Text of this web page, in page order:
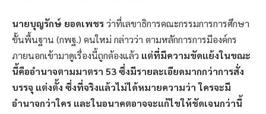
นายบุญรักษ์ ยอดเพชรว่าที่เลขาธิการคณะกรรมการการศึกษา
ขั้นพื้นฐาน (กพฐ.) คนใหม่ กล่าวว่า ตามหลักการการมีองค์กร
ภายนอกเข้ามาดูเรื่องนี้ถูกต้องแล้ว แต่ที่มีความขัดแย้งในขณะ
นี้คืออำนาจตามมาตรา 53 ซึ่งมีรายละเอียดมากกว่าการสั่ง
บรรจุ แต่งตั้ง ซึ่งที่จริงแล้วไม่ได้หมายความว่า ใครจะมี
อำนาจกว่าใคร และในอนาคตอาจจะแก้ไขให้ชัดเจนกว่านี้